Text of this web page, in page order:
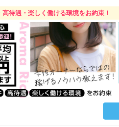
待遇・楽しく働ける環境をお約束！